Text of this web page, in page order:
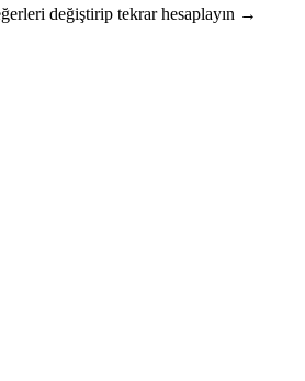
değiştirip tekrar hesaplayın →